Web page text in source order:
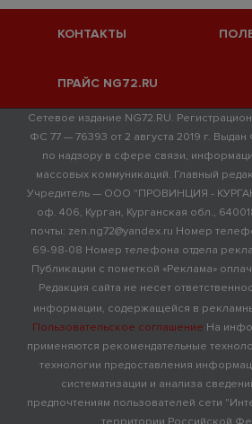
КОНТАКТЫ
ПРАЙС NG72.RU
Сетевое издание NG72.RU.
ФС 77 — 76393 от 2 августа 2019 г.
по надзору в сфере связи,
массовых коммуникаций. Главный
Учредитель — ООО "ПРОВИНЦИЯ -
оф. 406, Курган, Курганская обл.,
почты: zen.ng72@yandex.ru Номер
69-98-08 Номер телефона отдела
Публикации с пометкой «Реклама»
Редакция сайта не несет
информации, содержащейся в
Пользовательское соглашение На
применяются рекомендательные
технологии предоставления
систематизации и анализа
предпочтениям пользователей сети